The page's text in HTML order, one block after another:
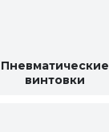
Пневматические
винтовки